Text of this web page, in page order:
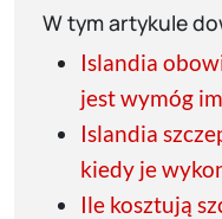
W tym artykule
Islandia
jest wymóg
Islandia
kiedy je
Ile kosztują